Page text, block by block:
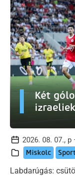
Két
izraeliek
2026. 08. 07., p
Miskolc
Labdarúgás: